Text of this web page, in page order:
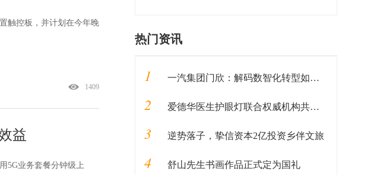
触控板，并计划在今年晚
1409
益
5G业务套餐分钟级上
热门资讯
1 一汽集团门欣：解码数智化转型如何推动企业蝶变
2 爱德华医生护眼灯联合权威机构共同编辑图书《健康用光100问》即将发售
3 逆势落子，挚信资本2亿投资乡伴文旅
4 舒山先生书画作品正式定为国礼